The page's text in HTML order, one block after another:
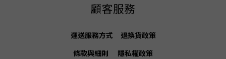
顧客服務
運送服務方式 退換貨政策
條款與細則
隱私權政策